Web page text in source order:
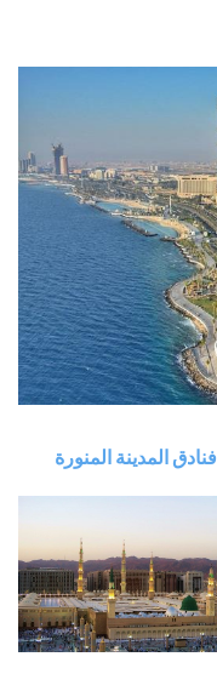
فنادق المدينة المنورة